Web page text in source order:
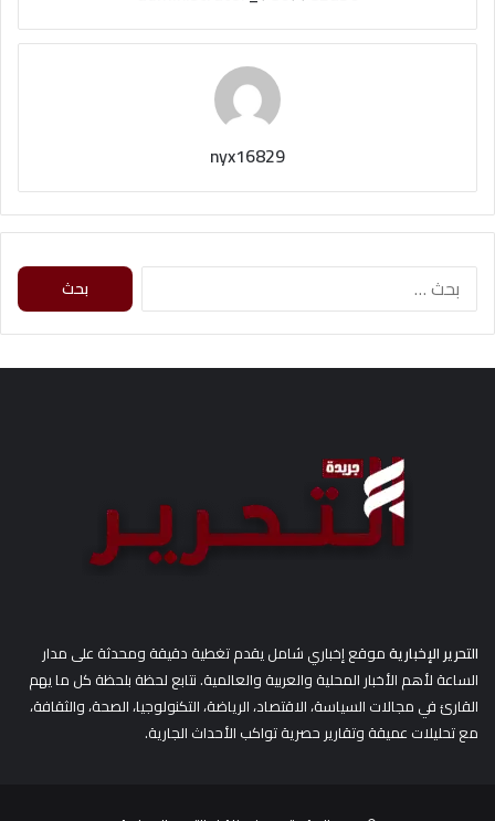
nyx16829
البحث
عن:
التحرير الإخباريةموقع إخباري شامل يقدم تغطية دقيقة ومحدثة على مدار
الساعة لأهم الأخبار المحلية والعربية والعالمية. نتابع لحظة بلحظة كل ما يهم
القارئ في مجالات السياسة، الاقتصاد، الرياضة، التكنولوجيا، الصحة، والثقافة،
مع تحليلات عميقة وتقارير حصرية تواكب الأحداث الجارية.